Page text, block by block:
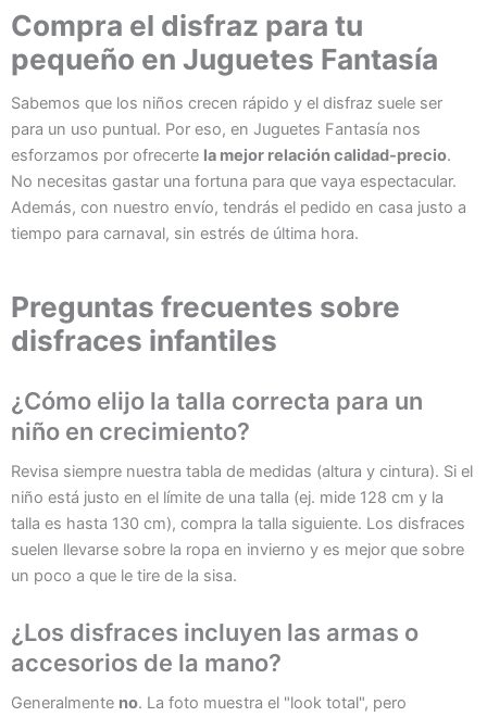
Compra el disfraz para tu
pequeño en Juguetes Fantasía
Sabemos que los niños crecen rápido y el disfraz suele ser
para un uso puntual. Por eso, en Juguetes Fantasía nos
esforzamos por ofrecerte la mejor relación calidad-precio.
No necesitas gastar una fortuna para que vaya espectacular.
Además, con nuestro envío, tendrás el pedido en casa justo a
tiempo para carnaval, sin estrés de última hora.
Preguntas frecuentes sobre
disfraces infantiles
¿Cómo elijo la talla correcta para un
niño en crecimiento?
Revisa siempre nuestra tabla de medidas (altura y cintura). Si el
niño está justo en el límite de una talla (ej. mide 128 cm y la
talla es hasta 130 cm), compra la talla siguiente. Los disfraces
suelen llevarse sobre la ropa en invierno y es mejor que sobre
un poco a que le tire de la sisa.
¿Los disfraces incluyen las armas o
accesorios de la mano?
Generalmente no. La foto muestra el "look total", pero